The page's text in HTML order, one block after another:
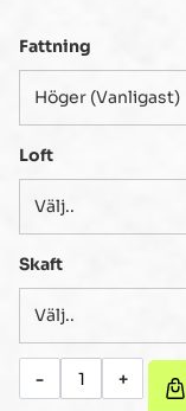
Fattning
Loft
Skaft
- +